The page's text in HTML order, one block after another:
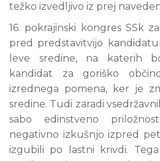
težko izvedljivo iz prej
16. pokrajinski kongres SSk
pred predstavitvijo
leve sredine, na katerih
kandidat za goriško
izrednega pomena, ker je
sredine. Tudi zaradi
sabo edinstveno
negativno izkušnjo izpred
izgubili po lastni krivdi.